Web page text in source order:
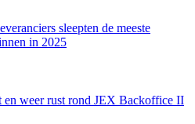
sleepten de meeste
in 2025
en weer rust rond JEX Backoffice II